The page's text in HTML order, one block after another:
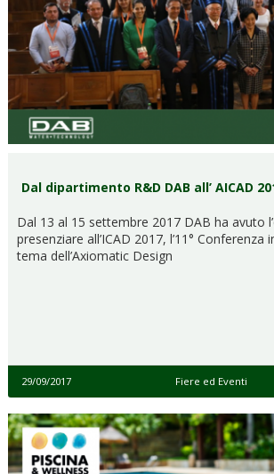
Dal dipartimento R&D DAB all’ AICAD
Dal 13 al 15 settembre 2017 DAB ha avuto
presenziare all’ICAD 2017, l’11° Conferenza
tema dell’Axiomatic Design
29/09/2017 Fiere ed Eventi